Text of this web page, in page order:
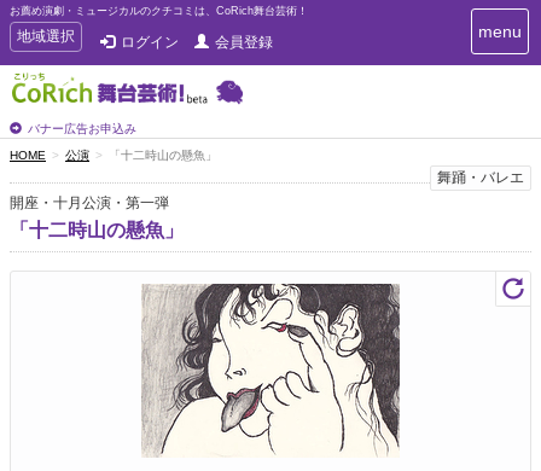
お薦め演劇・ミュージカルのクチコミは、CoRich舞台芸術！
T
o
g
g
e
n
a
v
地域選択 ログイン 会員登録
バナー広告お申込み
T
o
n
i
g
menu
HOME 公演 「十二時山の懸魚」
舞踊・バレエ
開座・十月公演・第一弾
「十二時山の懸魚」